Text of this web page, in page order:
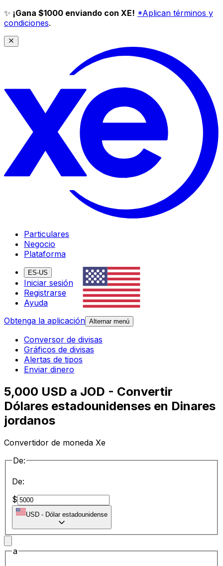
✨ ¡Gana $1000 enviando con XE! *Aplican términos y
condiciones.
Particulares
Negocio
Plataforma
ES-US
Iniciar sesión
Registrarse
Ayuda
Obtenga la aplicación Alternar menú
Conversor de divisas
Gráficos de divisas
Alertas de tipos
Enviar dinero
5,000 USD a JOD - Convertir
Dólares estadounidenses en Dinares
jordanos
Convertidor de moneda Xe
De:
De:
$
USD - Dólar estadounidense
a